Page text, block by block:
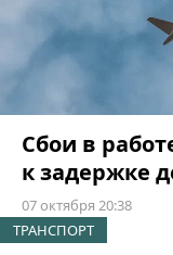
Сбои в
к задержке
07 октября 20:38
ТРАНСПОРТ